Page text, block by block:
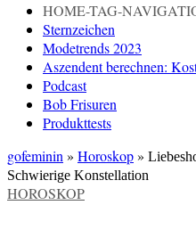
HOME-TAG-
Sternzeichen
Modetrends 2023
Aszendent berechnen:
Podcast
Bob Frisuren
Produkttests
gofeminin » Horoskop»
Schwierige Konstellation
VERÖFFENTLICHT
HOROSKOP